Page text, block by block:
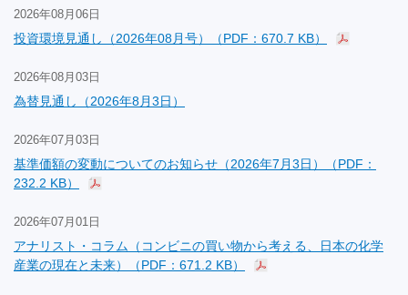
2026年08月06日
投資環境見通し（2026年08月号）（PDF：670.7 KB）
2026年08月03日
為替見通し（2026年8月3日）
2026年07月03日
基準価額の変動についてのお知らせ（2026年7月3日）（PDF：
232.2 KB）
2026年07月01日
アナリスト・コラム（コンビニの買い物から考える、日本の化学
産業の現在と未来）（PDF：671.2 KB）